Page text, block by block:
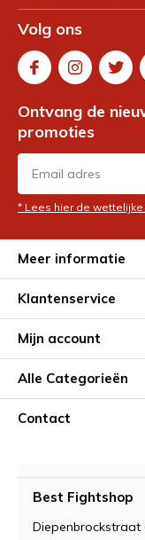
Volg ons
Ontvang de
promoties
* Lees hier de
Meer informatie
Klantenservice
Mijn account
Alle Categorieën
Contact
Best Fightshop
Diepenbrockstraat